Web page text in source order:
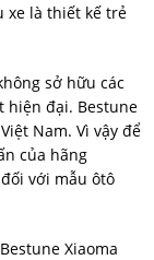
xe là thiết kế trẻ
sở hữu các
hiện đại. Bestune
Nam. Vì vậy để
của hãng
với mẫu ôtô
Xiaoma